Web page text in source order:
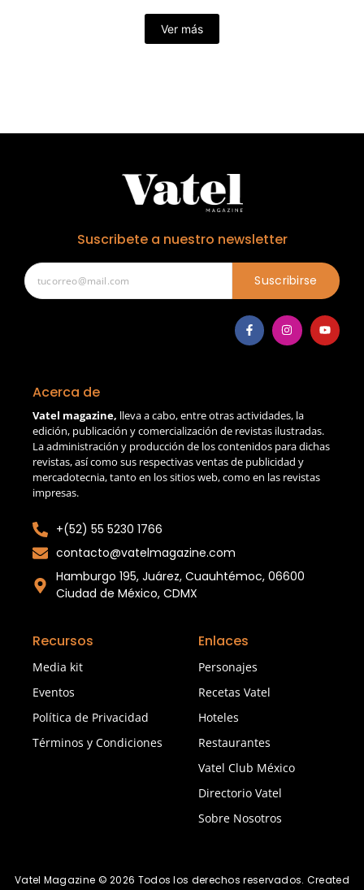
Ver más
Suscribete a nuestro newsletter
Suscribirse
Acerca de
Vatel magazine, lleva a cabo, entre otras actividades, la
edición, publicación y comercialización de revistas ilustradas.
La administración y producción de los contenidos para dichas
revistas, así como sus respectivas ventas de publicidad y
mercadotecnia, tanto en los sitios web, como en las revistas
impresas.
+(52) 55 5230 1766
contacto@vatelmagazine.com
Hamburgo 195, Juárez, Cuauhtémoc, 06600
Ciudad de México, CDMX
Recursos
Media kit
Eventos
Política de Privacidad
Términos y Condiciones
Enlaces
Personajes
Recetas Vatel
Hoteles
Restaurantes
Vatel Club México
Directorio Vatel
Sobre Nosotros
Vatel Magazine © 2026 Todos los derechos reservados. Created